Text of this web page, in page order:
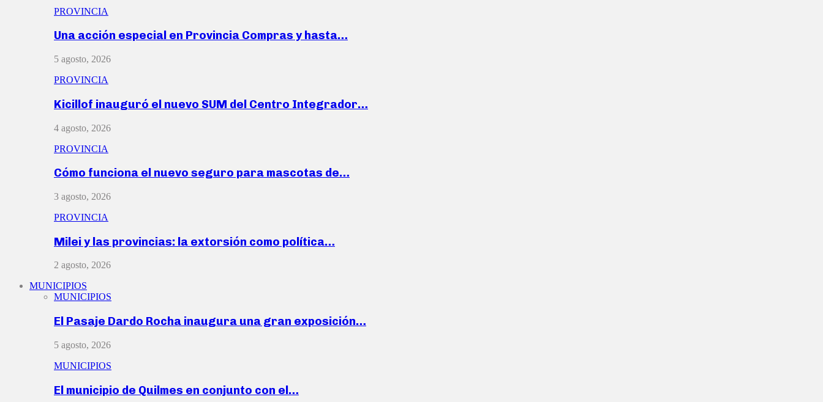
PROVINCIA
Una acción especial en Provincia Compras y hasta…
5 agosto, 2026
PROVINCIA
Kicillof inauguró el nuevo SUM del Centro Integrador…
4 agosto, 2026
PROVINCIA
Cómo funciona el nuevo seguro para mascotas de…
3 agosto, 2026
PROVINCIA
Milei y las provincias: la extorsión como política…
2 agosto, 2026
MUNICIPIOS
MUNICIPIOS
El Pasaje Dardo Rocha inaugura una gran exposición…
5 agosto, 2026
MUNICIPIOS
El municipio de Quilmes en conjunto con el…